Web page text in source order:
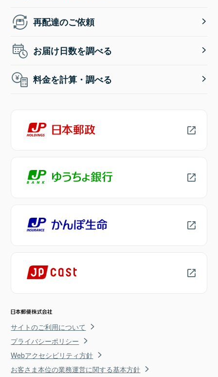
再配達のご依頼
お届け日数を調べる
料金を計算・調べる
サイトのご利用について
プライバシーポリシー
Webアクセシビリティ方針
お客さま本位の業務運営に関する基本方針